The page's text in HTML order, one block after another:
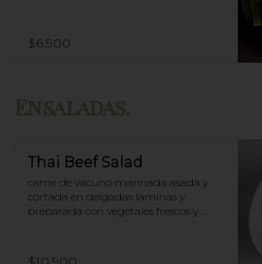
$6.900
Ensaladas.
Thai Beef Salad
carne de vacuno marinada asada y
cortada en delgadas laminas y
preparada con vegetales frescos y